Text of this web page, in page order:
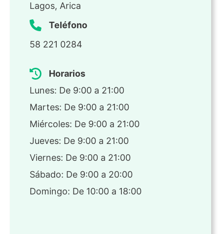
Lagos, Arica
Teléfono
58 221 0284
Horarios
Lunes: De 9:00 a 21:00
Martes: De 9:00 a 21:00
Miércoles: De 9:00 a 21:00
Jueves: De 9:00 a 21:00
Viernes: De 9:00 a 21:00
Sábado: De 9:00 a 20:00
Domingo: De 10:00 a 18:00